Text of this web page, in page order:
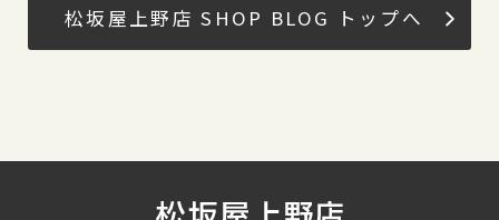
松坂屋上野店 SHOP BLOG トップへ